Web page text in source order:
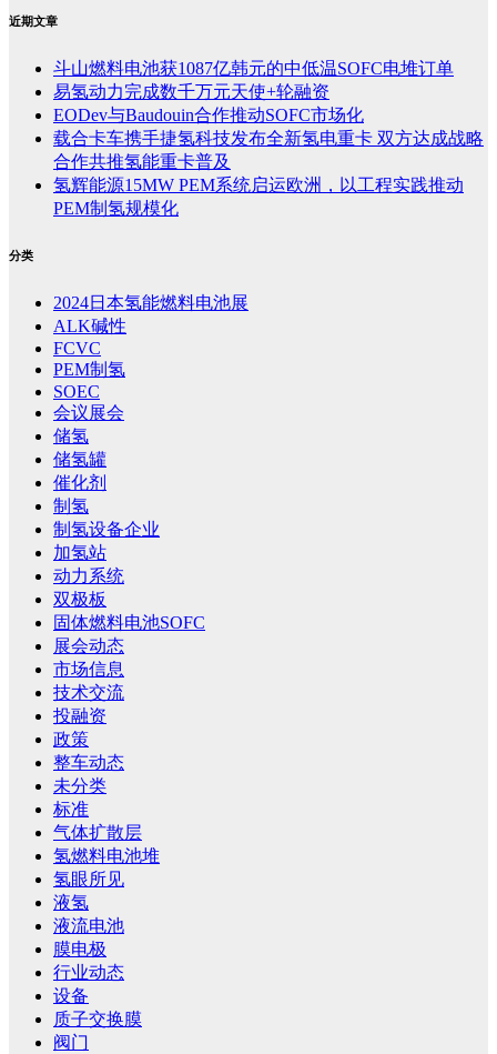
近期文章
斗山燃料电池获1087亿韩元的中低温SOFC电堆订单
易氢动力完成数千万元天使+轮融资
EODev与Baudouin合作推动SOFC市场化
载合卡车携手捷氢科技发布全新氢电重卡 双方达成战略
合作共推氢能重卡普及
氢辉能源15MW PEM系统启运欧洲，以工程实践推动
PEM制氢规模化
分类
2024日本氢能燃料电池展
ALK碱性
FCVC
PEM制氢
SOEC
会议展会
储氢
储氢罐
催化剂
制氢
制氢设备企业
加氢站
动力系统
双极板
固体燃料电池SOFC
展会动态
市场信息
技术交流
投融资
政策
整车动态
未分类
标准
气体扩散层
氢燃料电池堆
氢眼所见
液氢
液流电池
膜电极
行业动态
设备
质子交换膜
阀门